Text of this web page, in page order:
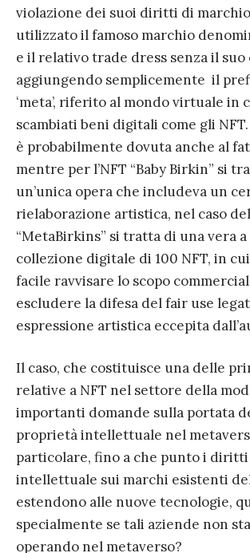
violazione dei suoi diritti di
utilizzato il famoso marchio
e il relativo trade dress senza il suo
aggiungendo semplicemente il
ʻmeta’, riferito al mondo virtuale in
scambiati beni digitali come gli
è probabilmente dovuta anche al
mentre per l’NFT “Baby Birkin” si
un’unica opera che includeva un
rielaborazione artistica, nel caso
“MetaBirkins” si tratta di una vera
collezione digitale di 100 NFT, in
facile ravvisare lo scopo
escludere la difesa del fair use
espressione artistica eccepita
Il caso, che costituisce una delle
relative a NFT nel settore della
importanti domande sulla portata
proprietà intellettuale nel
particolare, fino a che punto i
intellettuale sui marchi esistenti
estendono alle nuove tecnologie,
specialmente se tali aziende non
operando nel metaverso?